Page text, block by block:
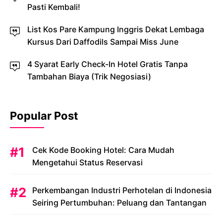
Pasti Kembali!
List Kos Pare Kampung Inggris Dekat Lembaga
Kursus Dari Daffodils Sampai Miss June
4 Syarat Early Check-In Hotel Gratis Tanpa
Tambahan Biaya (Trik Negosiasi)
Popular Post
Cek Kode Booking Hotel: Cara Mudah
Mengetahui Status Reservasi
Perkembangan Industri Perhotelan di Indonesia
Seiring Pertumbuhan: Peluang dan Tantangan